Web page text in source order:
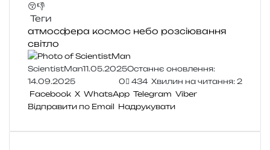
😚👎
Теги
атмосфера космос небо розсіювання
світло
ScientistMan11.05.2025Останнє оновлення:
14.09.2025
0 434 Хвилин на читання: 2
Facebook X WhatsApp Telegram Viber
Відправити по Email Надрукувати